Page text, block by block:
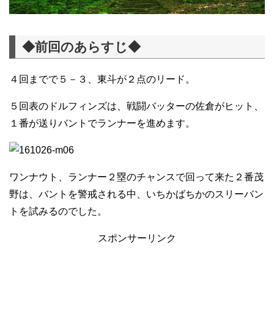
◆前回のあらすじ◆
４回までで５－３、東斗が２点のリード。
５回表のドルフィンズは、戦闘バッターの佐倉がヒット、
１番が送りバントでランナーを進めます。
ワンナウト、ランナー２塁のチャンスで回って来た２番茂
野は、バントを警戒される中、いちかばちかのスリーバン
トを試みるのでした。
スポンサーリンク